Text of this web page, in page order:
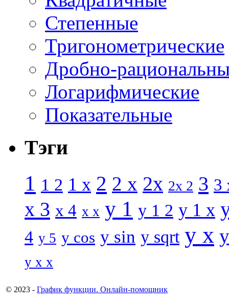
Степенные
Тригонометрические
Дробно-
Логарифмические
Показательные
Тэги
1 1 2 1 x 2 2 x 2x 2x 2 3 3
x 3 x 4 x x y 1 y 1 2 y 1 x
4 y 5 y cos y sin y sqrt y x
y x x
© 2023 - График функции. Онлайн-помощник